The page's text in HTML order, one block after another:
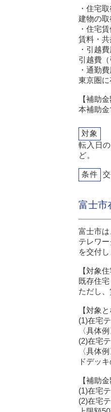
・住宅
建物の
・住宅
賃料・
・引越費
引越費
・通勤費
東京圏に
【補助金
本補助
対象
転入日
ど。
条件
富士市
富士市
テレワ
を交付し
【対象住
既存住
ただし
【対象
(1)在宅
〈具体
(2)在宅
〈具体
ドデッ
【補助金
(1)在宅
(2)在宅